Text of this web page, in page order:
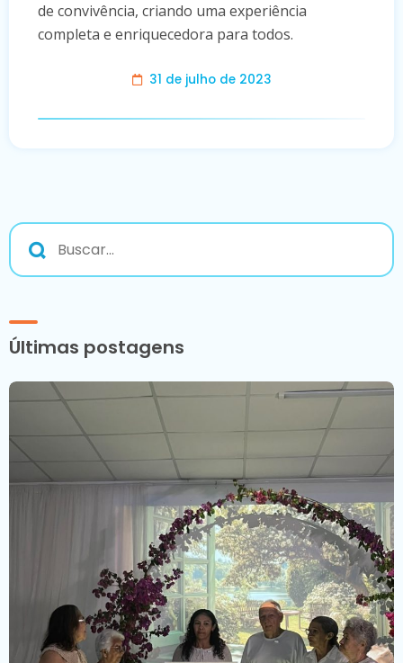
de convivência, criando uma experiência
completa e enriquecedora para todos.
31 de julho de 2023
Últimas postagens